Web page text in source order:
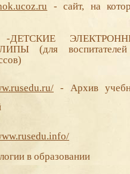
- сайт, на
ДЕТСКИЕ
(для
- Архив
в образовании